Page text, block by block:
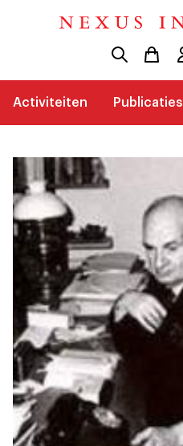
Activiteiten Publicaties